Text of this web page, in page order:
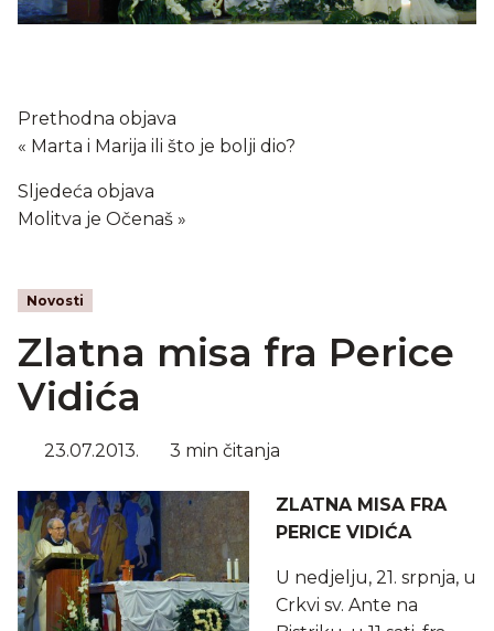
Prethodna objava
Marta i Marija ili što je bolji dio?
Sljedeća objava
Molitva je Očenaš
Novosti
Zlatna misa fra Perice
Vidića
23.07.2013. 3 min čitanja
ZLATNA MISA FRA
PERICE VIDIĆA
U nedjelju, 21. srpnja, u
Crkvi sv. Ante na